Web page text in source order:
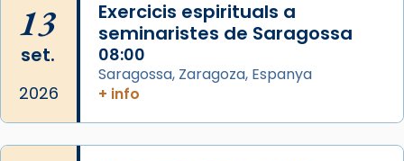
comitè organitzador de la visita apostòlica
del Sant Pare Lleó XIV a Barcelona, i als
col·laboradors, a la Catedral de Barcelona.
L’arquebisbe de Barcelona, el cardenal Joan
13
set.
2026
Exercicis espirituals a
seminaristes de Saragossa
08:00
Saragossa, Zaragoza, Espanya
+ info